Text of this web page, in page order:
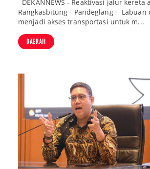
DEKANNEWS - Reaktivasi jalur kereta
Rangkasbitung - Pandeglang -
menjadi akses transportasi untuk m...
DAERAH